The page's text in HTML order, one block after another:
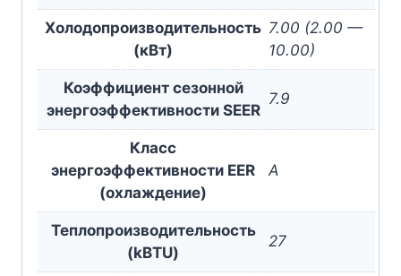
Холодопроизводительность
(кВт)
7.00 (2.00 —
10.00)
Коэффициент сезонной
энергоэффективности SEER
7.9
Класс
энергоэффективности EER
(охлаждение)
A
Теплопроизводительность
(kBTU)
27